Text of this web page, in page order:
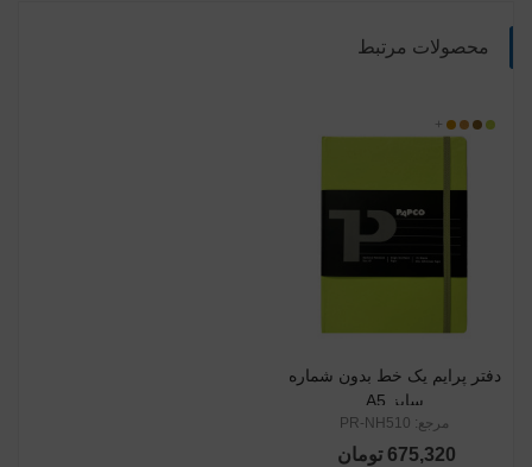
محصولات مرتبط
510701
031
510301
315
+
دفتر پرایم یک خط بدون شماره
سایز A5
مرجع: PR-NH510
675,320 تومان